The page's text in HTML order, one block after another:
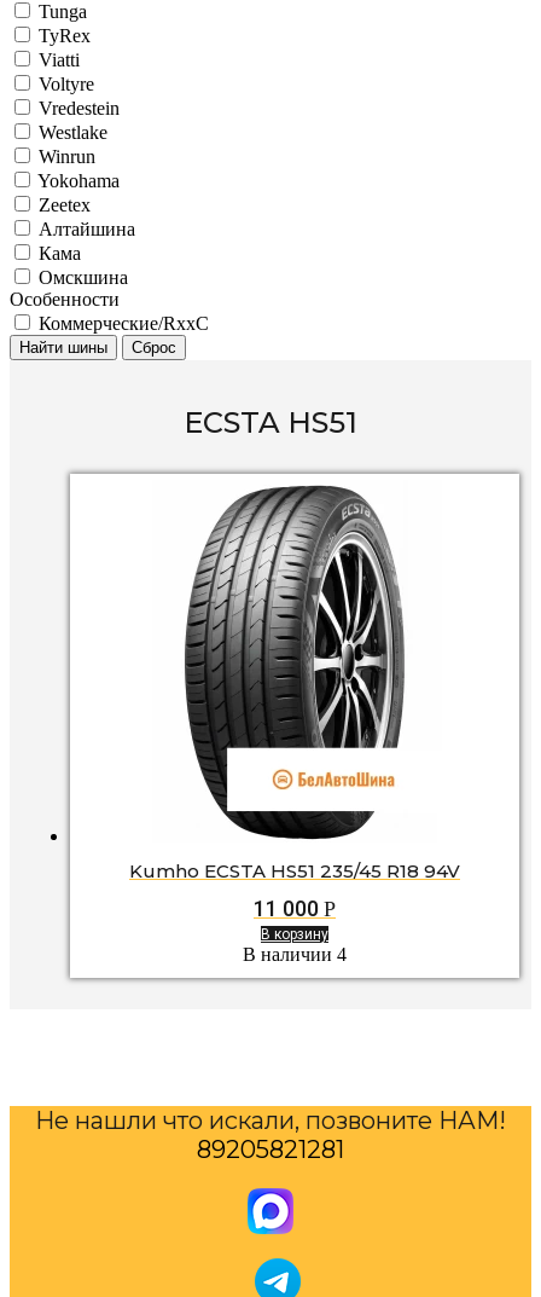
Tunga
TyRex
Viatti
Voltyre
Vredestein
Westlake
Winrun
Yokohama
Zeetex
Алтайшина
Кама
Омскшина
Особенности
Коммерческие/RxxC
Найти шины Сброс
ECSTA HS51
Kumho ECSTA HS51 235/45 R18 94V
11 000 Р
В корзину
В наличии 4
Не нашли что искали, позвоните НАМ!
89205821281